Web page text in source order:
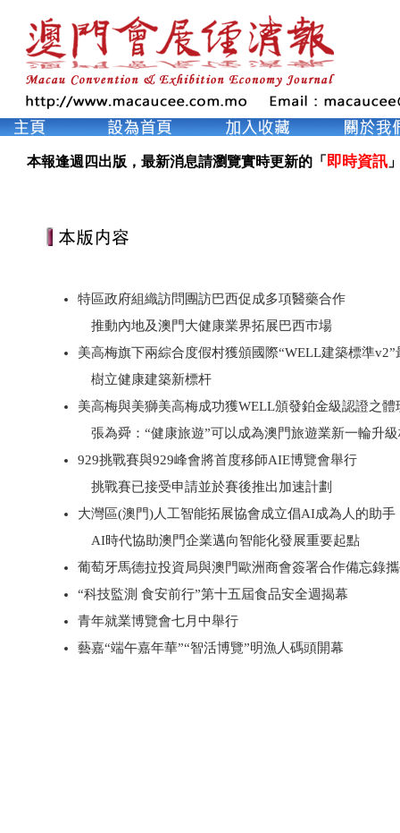
本報逢週四出版，最新消息請瀏覽實時更新的「 即時資訊
特區政府組織訪問團訪巴西促成多項醫藥合作
推動內地及澳門大健康業界拓展巴西巿場
美高梅旗下兩綜合度假村獲頒國際“WELL建築標準
樹立健康建築新標杆
美高梅與美獅美高梅成功獲WELL頒發鉑金級認證之體
張為舜：“健康旅遊”可以成為澳門旅遊業新一輪升
929挑戰賽與929峰會將首度移師AIE博覽會舉行
挑戰賽已接受申請並於賽後推出加速計劃
大灣區(澳門)人工智能拓展協會成立倡AI成為人的助手
AI時代協助澳門企業邁向智能化發展重要起點
葡萄牙馬德拉投資局與澳門歐洲商會簽署合作備忘錄
“科技監測 食安前行”第十五屆食品安全週揭幕
青年就業博覽會七月中舉行
藝嘉“端午嘉年華”“智活博覽”明漁人碼頭開幕